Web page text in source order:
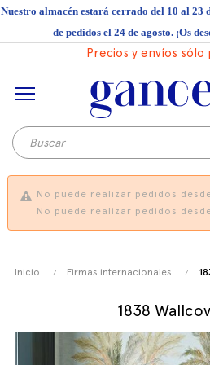
Nuestro almacén estará cerrado del 10 al 23
de pedidos el 24 de agosto. ¡Os
Precios y envíos sólo
No puede realizar pedidos
No puede realizar pedidos
Inicio Firmas internacionales
1838